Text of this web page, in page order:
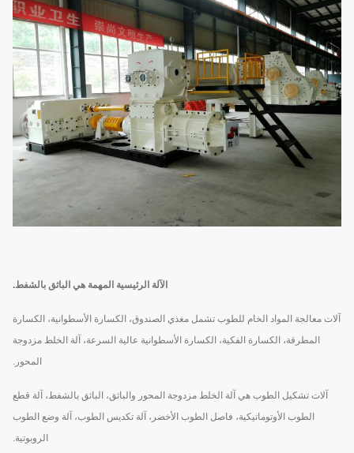
الآلة الرئيسية المهمة هي الباثق بالشفط.
آلات معالجة المواد الخام للطوب تشمل مغذي الصندوق، الكسارة الأسطوانية، الكسارة
المطرقة، الكسارة الفكية، الكسارة الأسطوانية عالية السرعة، آلة الخلط مزدوجة
المحور.
آلات تشكيل الطوب هي آلة الخلط مزدوجة المحور والباثق، الباثق بالشفط، آلة قطع
الطوب الأوتوماتيكية، فاصل الطوب الأخضر، آلة تكديس الطوب، آلة وضع الطوب
الروبوتية.